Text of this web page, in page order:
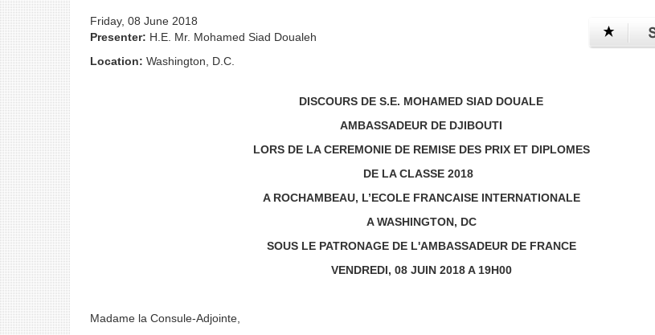
Friday, 08 June 2018
Presenter: H.E. Mr. Mohamed Siad Doualeh
Location: Washington, D.C.
DISCOURS DE S.E. MOHAMED SIAD DOUALE
AMBASSADEUR DE DJIBOUTI
LORS DE LA CEREMONIE DE REMISE DES PRIX ET DIPLOMES
DE LA CLASSE 2018
A ROCHAMBEAU, L’ECOLE FRANCAISE INTERNATIONALE
A WASHINGTON, DC
SOUS LE PATRONAGE DE L'AMBASSADEUR DE FRANCE
VENDREDI, 08 JUIN 2018 A 19H00
Madame la Consule-Adjointe,